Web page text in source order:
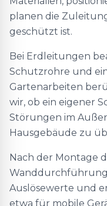
planen die
geschützt ist.
Bei Erdleitungen
Schutzrohre und
Gartenarbeiten
wir, ob ein eigener
Störungen im
Hausgebäude zu
Nach der Montage
Auslösewerte und
etwa für mobile